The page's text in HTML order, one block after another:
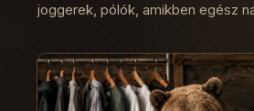
joggerek, pólók, amikben egész